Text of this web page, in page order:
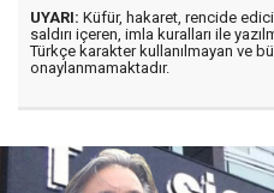
UYARI: Küfür, hakaret, rencide
saldırı içeren, imla kuralları ile
Türkçe karakter kullanılmayan ve
onaylanmamaktadır.